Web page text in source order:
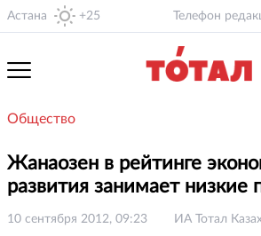
Астана +25 Телефон
Общество
Жанаозен в рейтинге
развития занимает низкие
10 сентября 2012, 09:23 ИА Тотал